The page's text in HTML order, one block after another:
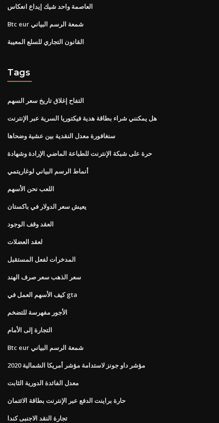
العاصمة واحد شيك إيداع انعكاس
Btc eur شمعة الرسم البياني
القانون التجاري للسلع المعيبة
Tags
التفاح إغلاق تاريخ سعر السهم
هل يمكنني شراء بطاقة هدية فيكتوريا السرية عبر الإنترنت
سنغافورة معدل النقدية بين عشية وضحاها
حرة على شبكة الإنترنت للطباعة الماضي الإرادة وشهادة
أنماط الرسم البياني لوغاريتمي
اللعب نحن الأسهم
يعيش سعر الدولار في باكستان
العقد وقف الوجود
لعقد العضلات
المدخرات لفعل المستقبل
سعر الذهب سعر صرف الهند
كيف الأسهم العمل في gta
الأجور مفهرسة للتضخم
التجارة إلى الأمام
Btc eur شمعة الرسم البياني
2020 مؤشر داو جونز لاستدامة مؤشر أمريكا الشمالية
معدل الفائدة الدورية الثابت
حارة براينت الدفع عبر الإنترنت بطاقة الائتمان
تجارة النقد الاجنبى كندا